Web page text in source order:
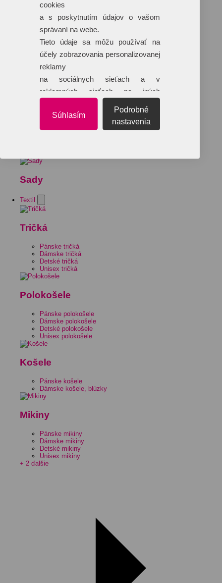
Sady
Textil
Tričká
Pánske tričká
Dámske tričká
Detské tričká
Unisex tričká
Polokošele
Pánske polokošele
Dámske polokošele
Detské polokošele
Unisex polokošele
Košele
Pánske košele
Dámske košele, blúzky
Mikiny
Pánske mikiny
Dámske mikiny
Detské mikiny
Unisex mikiny
+ 2 ďalšie
cookies
a s poskytnutím údajov o vašom
správaní na webe.
Tieto údaje sa môžu používať na
účely zobrazovania personalizovanej
reklamy
na sociálnych sieťach a v
reklamných sieťach na iných
Súhlasím
Podrobné
nastavenia